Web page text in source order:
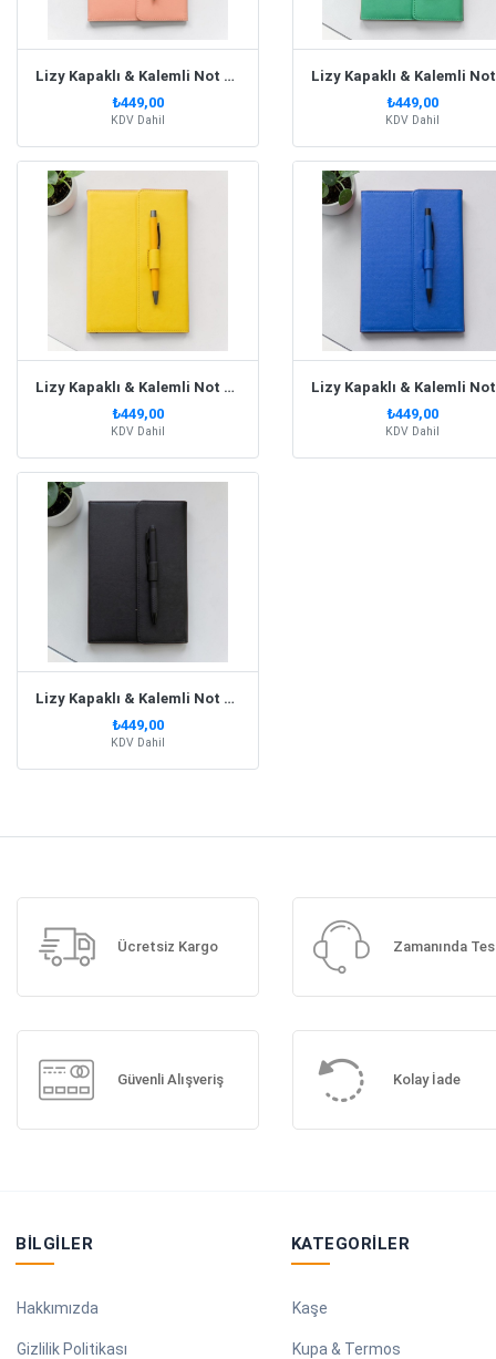
Lizy Kapaklı & Kalemli Not Defteri Soft Pembe
₺449,00
KDV Dahil
₺449,00
KDV Dahil
Lizy Kapaklı & Kalemli Not Defteri Sarı
₺449,00
KDV Dahil
₺449,00
KDV Dahil
Lizy Kapaklı & Kalemli Not Defteri Siyah
₺449,00
KDV Dahil
Ücretsiz Kargo Zamanında
Güvenli Alışveriş Kolay İade
BILGILER
Hakkımızda
Gizlilik Politikası
KATEGORILER
Kaşe
Kupa & Termos